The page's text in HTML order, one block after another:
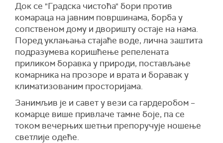
Док се "Градска чистоћа" бори против
комараца на јавним површинама, борба у
сопственом дому и дворишту остаје на нама.
Поред уклањања стајаће воде, лична заштита
подразумева коришћење репелената
приликом боравка у природи, постављање
комарника на прозоре и врата и боравак у
климатизованим просторијама.
Занимљив је и савет у вези са гардеробом –
комарце више привлаче тамне боје, па се
током вечерњих шетњи препоручује ношење
светлије одеће.